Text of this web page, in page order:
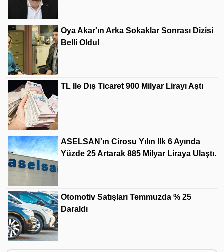
Oya Akar'ın Arka Sokaklar Sonrası Dizisi
Belli Oldu!
TL Ile Dış Ticaret 900 Milyar Lirayı Aştı
ASELSAN'ın Cirosu Yılın Ilk 6 Ayında
Yüzde 25 Artarak 885 Milyar Liraya Ulaştı.
Otomotiv Satışları Temmuzda % 25
Daraldı